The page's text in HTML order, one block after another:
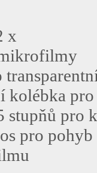
x
kolébka
stupňů pro
pro